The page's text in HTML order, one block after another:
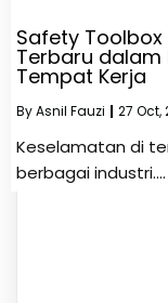
Safety Toolbox
Terbaru dalam
Tempat Kerja
ByAsnil Fauzi | 27 Oct,
Keselamatan di
berbagai industri.…